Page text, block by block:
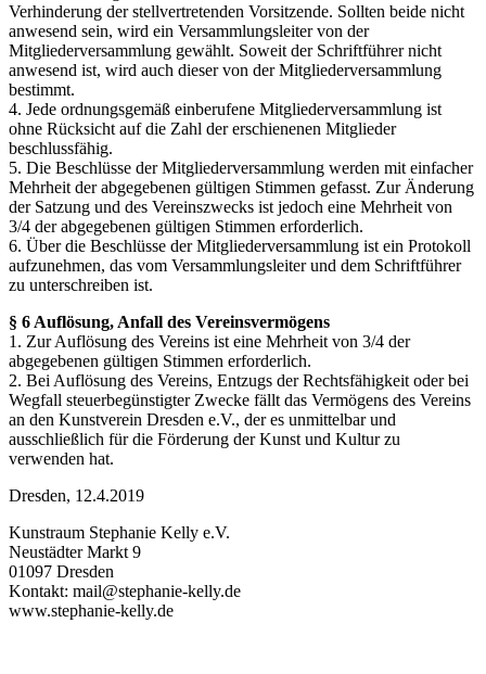
Verhinderung der stellvertretenden Vorsitzende. Sollten beide nicht
anwesend sein, wird ein Versammlungsleiter von der
Mitgliederversammlung gewählt. Soweit der Schriftführer nicht
anwesend ist, wird auch dieser von der Mitgliederversammlung
bestimmt.
4. Jede ordnungsgemäß einberufene Mitgliederversammlung ist
ohne Rücksicht auf die Zahl der erschienenen Mitglieder
beschlussfähig.
5. Die Beschlüsse der Mitgliederversammlung werden mit einfacher
Mehrheit der abgegebenen gültigen Stimmen gefasst. Zur Änderung
der Satzung und des Vereinszwecks ist jedoch eine Mehrheit von
3/4 der abgegebenen gültigen Stimmen erforderlich.
6. Über die Beschlüsse der Mitgliederversammlung ist ein Protokoll
aufzunehmen, das vom Versammlungsleiter und dem Schriftführer
zu unterschreiben ist.
§ 6 Auflösung, Anfall des Vereinsvermögens
1. Zur Auflösung des Vereins ist eine Mehrheit von 3/4 der
abgegebenen gültigen Stimmen erforderlich.
2. Bei Auflösung des Vereins, Entzugs der Rechtsfähigkeit oder bei
Wegfall steuerbegünstigter Zwecke fällt das Vermögens des Vereins
an den Kunstverein Dresden e.V., der es unmittelbar und
ausschließlich für die Förderung der Kunst und Kultur zu
verwenden hat.
Dresden, 12.4.2019
Kunstraum Stephanie Kelly e.V.
Neustädter Markt 9
01097 Dresden
Kontakt: mail@stephanie-kelly.de
www.stephanie-kelly.de